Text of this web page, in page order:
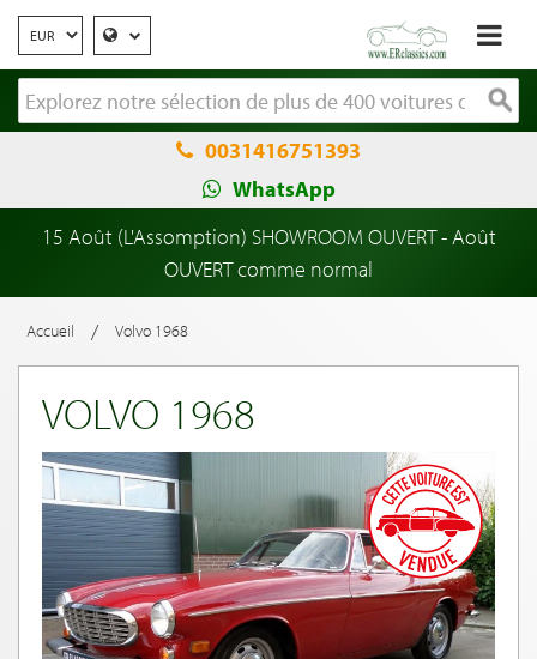
0031416751393
WhatsApp
15 Août (L'Assomption) SHOWROOM OUVERT - Août
OUVERT comme normal
Accueil / Volvo 1968
VOLVO 1968